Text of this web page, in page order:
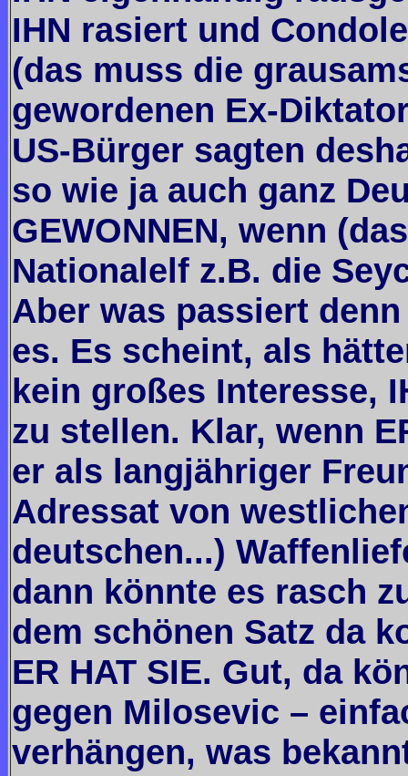
IHN rasiert und
(das muss die
gewordenen Ex-
US-Bürger sagten
so wie ja auch ganz
GEWONNEN, wenn
Nationalelf z.B. die
Aber was passiert
es. Es scheint, als
kein großes Interesse,
zu stellen. Klar, wenn
er als langjähriger
Adressat von
deutschen...)
dann könnte es rasch
dem schönen Satz da
ER HAT SIE. Gut, da
gegen Milosevic –
verhängen, was